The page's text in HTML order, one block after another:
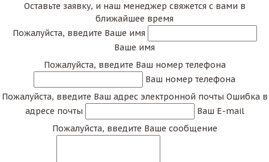
Оставьте заявку, и наш менеджер свяжется с вами в
ближайшее время
Пожалуйста, введите Ваше имя
Ваше имя
Пожалуйста, введите Ваш номер телефона
Ваш номер телефона
Пожалуйста, введите Ваш адрес электронной почты Ошибка в
адресе почты
Ваш E-mail
Пожалуйста, введите Ваше сообщение